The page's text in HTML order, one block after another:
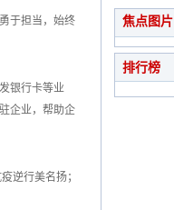
于担当，始终
银行卡等业
企业，帮助企
逆行美名扬；
焦点图片
排行榜